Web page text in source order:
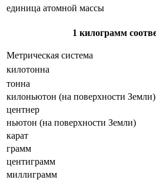
единица атомной массы
1 килограмм
Метрическая система
килотонна
тонна
килоньютон (на поверхности Земли)
центнер
ньютон (на поверхности Земли)
карат
грамм
центиграмм
миллиграмм